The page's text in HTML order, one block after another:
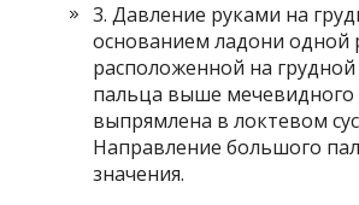
3. Давление руками на
основанием ладони одной
расположенной на
пальца выше мечевидного
выпрямлена в локтевом
Направление большого
значения.